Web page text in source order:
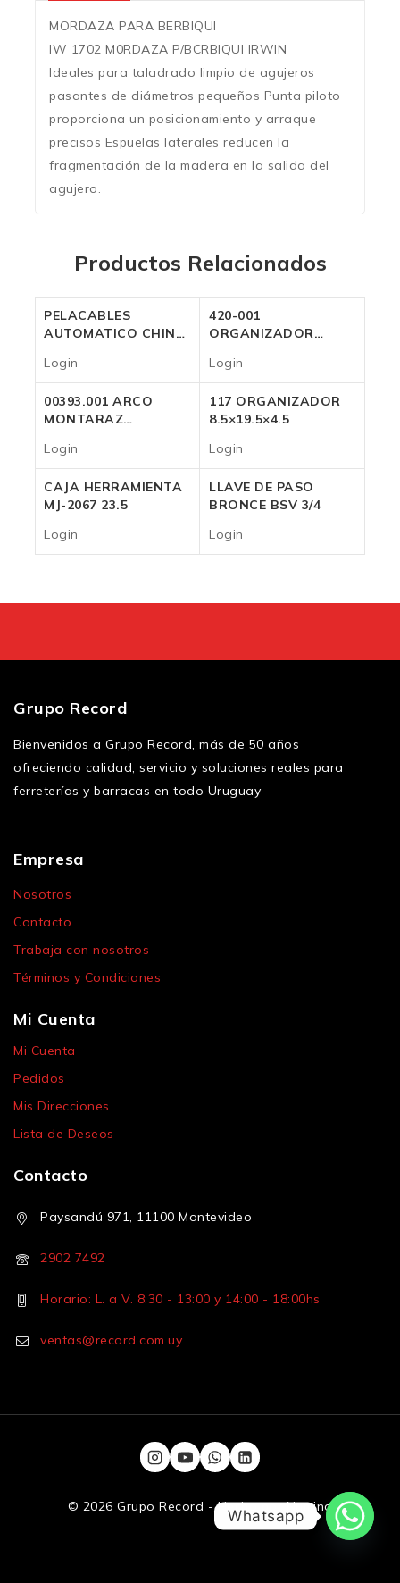
MORDAZA PARA BERBIQUI
IW 1702 M0RDAZA P/BCRBIQUI IRWIN
Ideales para taladrado limpio de agujeros
pasantes de diámetros pequeños Punta piloto
proporciona un posicionamiento y arraque
precisos Espuelas laterales reducen la
fragmentación de la madera en la salida del
agujero.
Productos Relacionados
PELACABLES
AUTOMATICO CHINO
Login
420-001
ORGANIZADOR
Login
00393.001 ARCO
MONTARAZ
Login
117 ORGANIZADOR
8.5×19.5×4.5
Login
CAJA HERRAMIENTA
MJ-2067 23.5
Login
LLAVE DE PASO
BRONCE BSV 3/4
Login
Grupo Record
Bienvenidos a Grupo Record, más de 50 años
ofreciendo calidad, servicio y soluciones reales para
ferreterías y barracas en todo Uruguay
Empresa
Nosotros
Contacto
Trabaja con nosotros
Términos y Condiciones
Mi Cuenta
Mi Cuenta
Pedidos
Mis Direcciones
Lista de Deseos
Contacto
Paysandú 971, 11100 Montevideo
2902 7492
Horario: L. a V. 8:30 - 13:00 y 14:00 - 18:00hs
ventas@record.com.uy
© 2026 Grupo Record - Hecho porNumina
Whatsapp